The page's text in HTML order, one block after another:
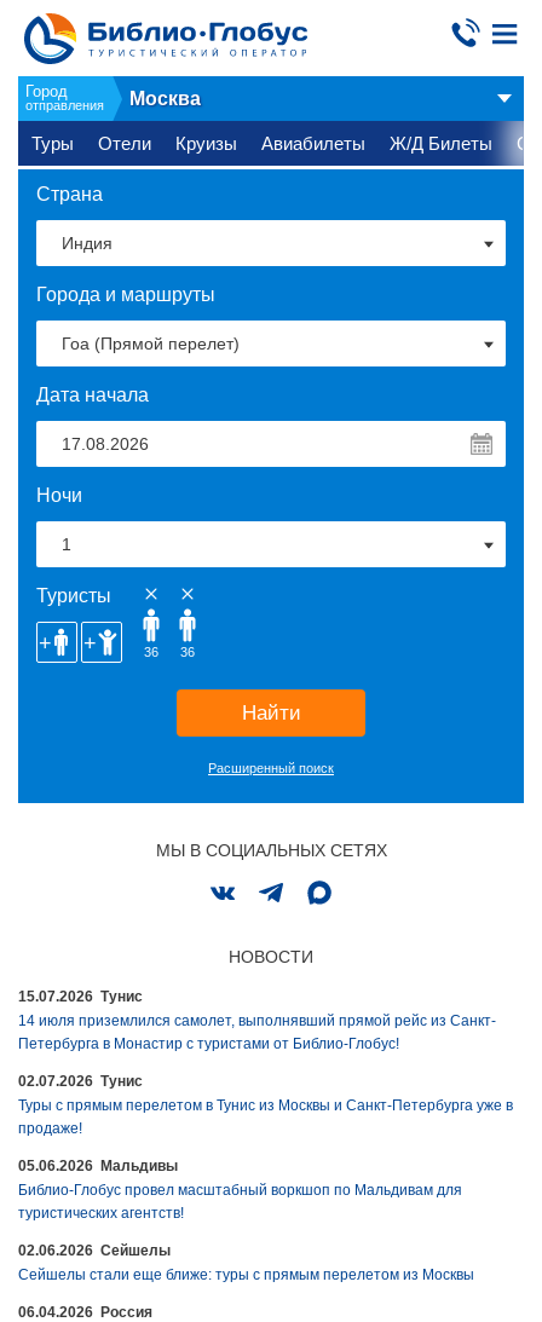
Город
отправления Москва
Туры Отели Круизы Авиабилеты Ж/Д Билеты
Страна
Города и маршруты
Дата начала
Ночи
Туристы
36 36
Найти
Расширенный поиск
МЫ В СОЦИАЛЬНЫХ СЕТЯХ
НОВОСТИ
15.07.2026 Тунис
14 июля приземлился самолет, выполнявший прямой рейс из Санкт-
Петербурга в Монастир с туристами от Библио-Глобус!
02.07.2026 Тунис
Туры с прямым перелетом в Тунис из Москвы и Санкт-Петербурга уже в
продаже!
05.06.2026 Мальдивы
Библио-Глобус провел масштабный воркшоп по Мальдивам для
туристических агентств!
02.06.2026 Сейшелы
Сейшелы стали еще ближе: туры с прямым перелетом из Москвы
06.04.2026 Россия